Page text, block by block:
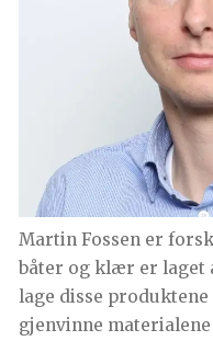
Martin Fossen er
båter og klær er laget
lage disse
gjenvinne